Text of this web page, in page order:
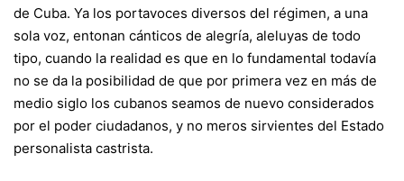
de Cuba. Ya los portavoces diversos del régimen, a una
sola voz, entonan cánticos de alegría, aleluyas de todo
tipo, cuando la realidad es que en lo fundamental todavía
no se da la posibilidad de que por primera vez en más de
medio siglo los cubanos seamos de nuevo considerados
por el poder ciudadanos, y no meros sirvientes del Estado
personalista castrista.